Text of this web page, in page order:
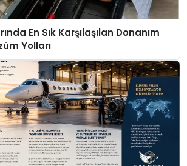
En Sık Karşılaşılan Donanım
Yolları